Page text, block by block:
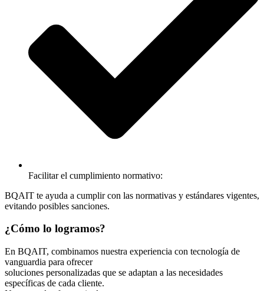
Facilitar el cumplimiento normativo:
BQAIT te ayuda a cumplir con las normativas y estándares vigentes,
evitando posibles sanciones.
¿Cómo lo logramos?
En BQAIT, combinamos nuestra experiencia con tecnología de
vanguardia para ofrecer
soluciones personalizadas que se adaptan a las necesidades
específicas de cada cliente.